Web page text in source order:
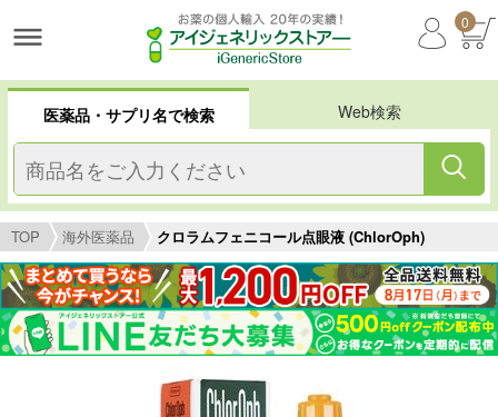
0
医薬品・サプリ名で検索 Web検索
TOP 海外医薬品 クロラムフェニコール点眼液 (ChlorOph)